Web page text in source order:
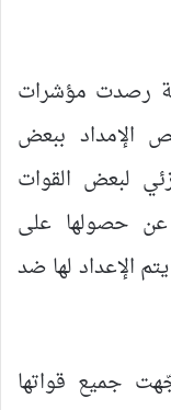
رصدت مؤشرات
الإمداد ببعض
لبعض القوات
عن حصولها على
الإعداد لها ضد
جميع قواتها